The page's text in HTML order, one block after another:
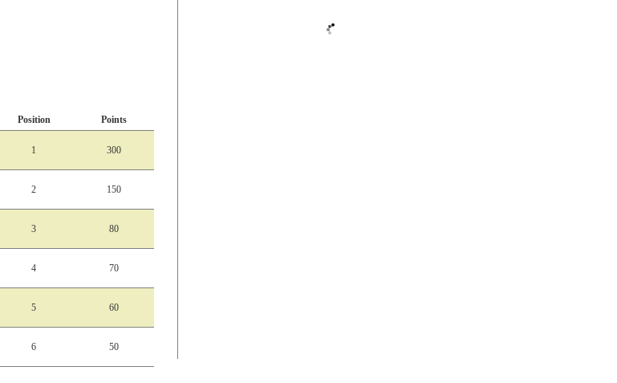
Position
Points
1 300
2 150
3 80
4 70
5 60
6 50